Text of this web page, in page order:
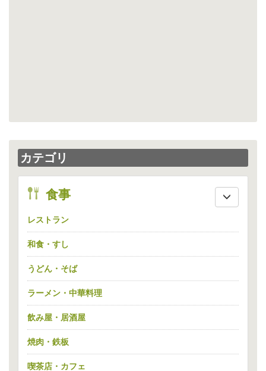
カテゴリ
eat
食事
レストラン
和食・すし
うどん・そば
ラーメン・中華料理
飲み屋・居酒屋
焼肉・鉄板
喫茶店・カフェ